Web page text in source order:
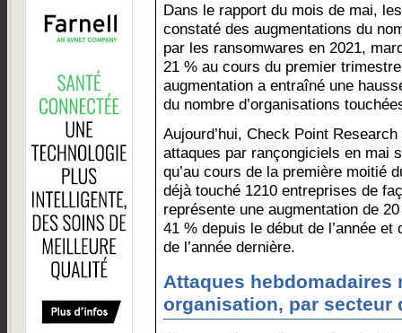
Dans le rapport du mois de mai,
constaté des augmentations du
par les ransomwares en 2021,
21 % au cours du premier
augmentation a entraîné une
du nombre d’organisations
Aujourd’hui, Check Point
attaques par rançongiciels en mai
qu’au cours de la première moitié
déjà touché 1210 entreprises de
représente une augmentation de
41 % depuis le début de l’année
de l’année dernière.
Attaques hebdomadaires
organisation, par secteur